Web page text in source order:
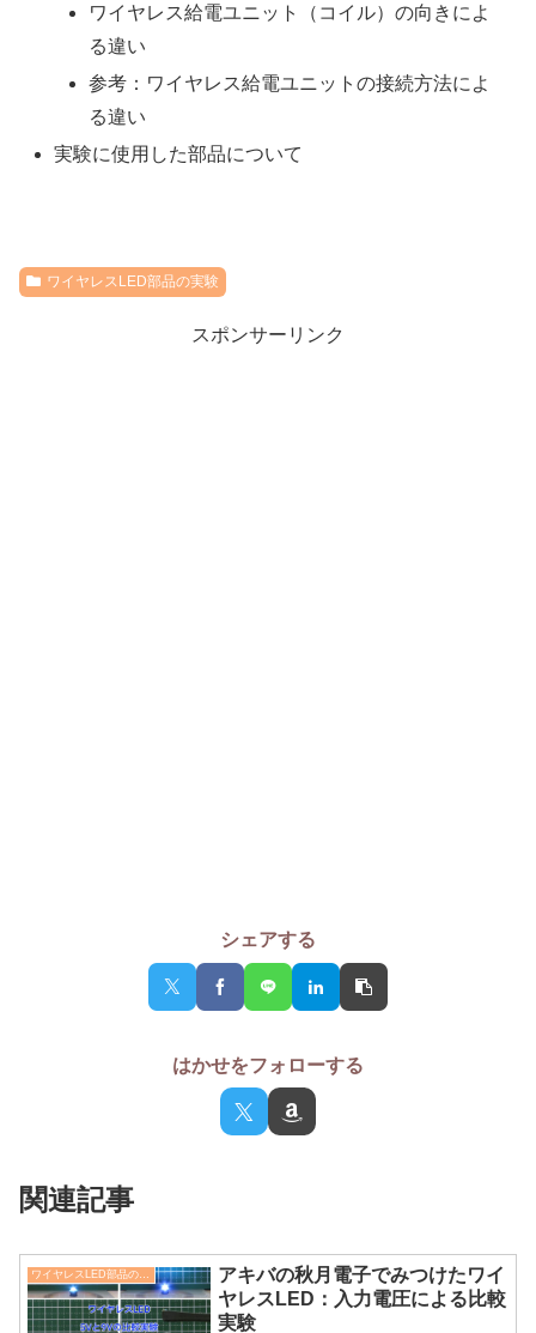
ワイヤレス給電ユニット（コイル）の向きによ
る違い
参考：ワイヤレス給電ユニットの接続方法によ
る違い
実験に使用した部品について
ワイヤレスLED部品の実験
スポンサーリンク
シェアする
はかせをフォローする
関連記事
アキバの秋月電子でみつけたワイ
ヤレスLED：入力電圧による比較
実験